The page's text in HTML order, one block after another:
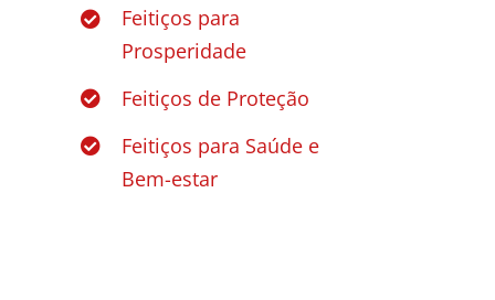
Feitiços para
Prosperidade
Feitiços de Proteção
Feitiços para Saúde e
Bem-estar